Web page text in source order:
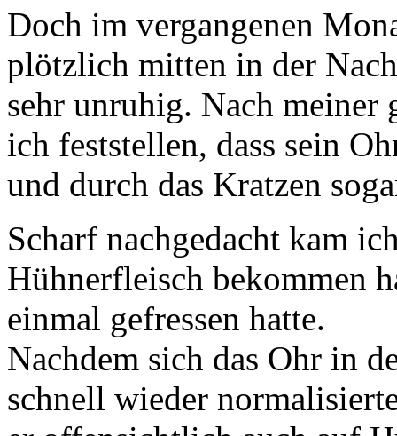
Doch im vergangenen
plötzlich mitten in der
sehr unruhig. Nach meiner
ich feststellen, dass sein
und durch das Kratzen
Scharf nachgedacht kam
Hühnerfleisch bekommen
einmal gefressen hatte.
Nachdem sich das Ohr in
schnell wieder